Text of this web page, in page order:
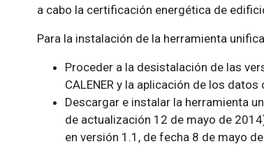
a cabo la certificación energética de
Para la instalación de la herramienta
Proceder a la desistalación de las
CALENER y la aplicación de los
Descargar e instalar la herramienta
de actualización 12 de mayo de
en versión 1.1, de fecha 8 de mayo